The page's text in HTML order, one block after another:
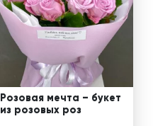
Розовая мечта – букет
из розовых роз